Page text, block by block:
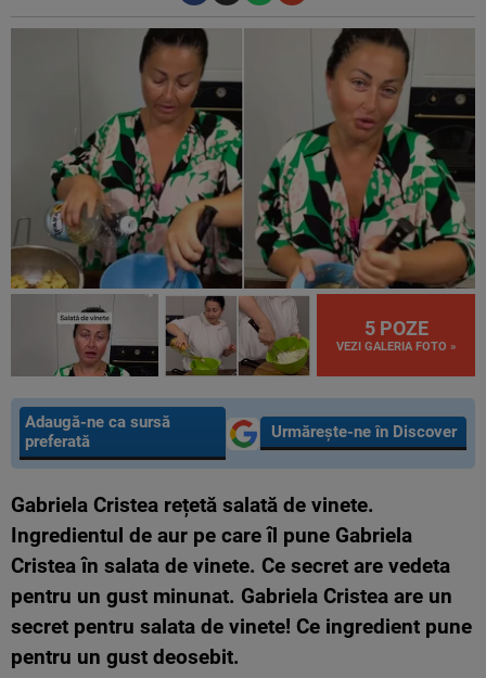
5 POZE
VEZI GALERIA FOTO »
Adaugă-ne ca sursă
preferată
Urmărește-ne în Discover
Gabriela Cristea rețetă salată de vinete.
Ingredientul de aur pe care îl pune Gabriela
Cristea în salata de vinete. Ce secret are vedeta
pentru un gust minunat. Gabriela Cristea are un
secret pentru salata de vinete! Ce ingredient pune
pentru un gust deosebit.